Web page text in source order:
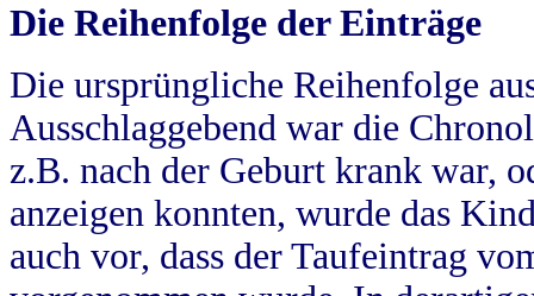
Die Reihenfolge der Einträge
Die ursprüngliche Reihenfolge
Ausschlaggebend war die
z.B. nach der Geburt krank war,
anzeigen konnten, wurde das
auch vor, dass der Taufeintrag